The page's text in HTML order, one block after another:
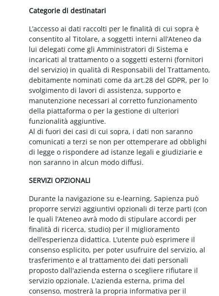
Categorie di destinatari
L’accesso ai dati raccolti per le finalità di cui sopra è
consentito al Titolare, a soggetti interni all’Ateneo da
lui delegati come gli Amministratori di Sistema e
incaricati al trattamento o a soggetti esterni (fornitori
del servizio) in qualità di Responsabili del Trattamento,
debitamente nominati come da art.28 del GDPR, per lo
svolgimento di lavori di assistenza, supporto e
manutenzione necessari al corretto funzionamento
della piattaforma o per la gestione di ulteriori
funzionalità aggiuntive.
Al di fuori dei casi di cui sopra, i dati non saranno
comunicati a terzi se non per ottemperare ad obblighi
di legge o rispondere ad istanze legali e giudiziarie e
non saranno in alcun modo diffusi.
SERVIZI OPZIONALI
Durante la navigazione su e-learning, Sapienza può
proporre servizi aggiuntivi opzionali di terze parti (con
le quali l’Ateneo avrà modo di stipulare accordi per
finalità di ricerca, studio) per il miglioramento
dell’esperienza didattica. L’utente può esprimere il
consenso esplicito, per poter usufruire del servizio, al
trasferimento e al trattamento dei dati personali
proposto dall'azienda esterna o scegliere rifiutare il
servizio opzionale. L'azienda esterna, prima del
consenso, mostrerà la propria informativa per il